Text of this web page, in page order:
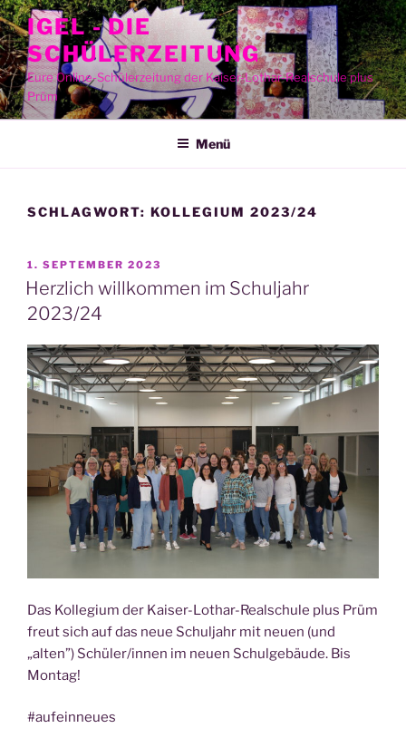
Zum
Inhalt
springen
IGEL - DIE
SCHÜLERZEITUNG
Eure Online-Schülerzeitung der Kaiser-Lothar-Realschule plus
Prüm
Menü
SCHLAGWORT: KOLLEGIUM 2023/24
VERÖFFENTLICHT
AM
1. SEPTEMBER 2023
Herzlich willkommen im Schuljahr
2023/24
Das Kol­le­gi­um der Kai­ser-Lothar-Real­schu­le plus Prüm
freut sich auf das neue Schul­jahr mit neu­en (und
„alten”) Schüler/innen im neu­en Schul­ge­bäu­de. Bis
Montag!
#auf­ein­neu­es